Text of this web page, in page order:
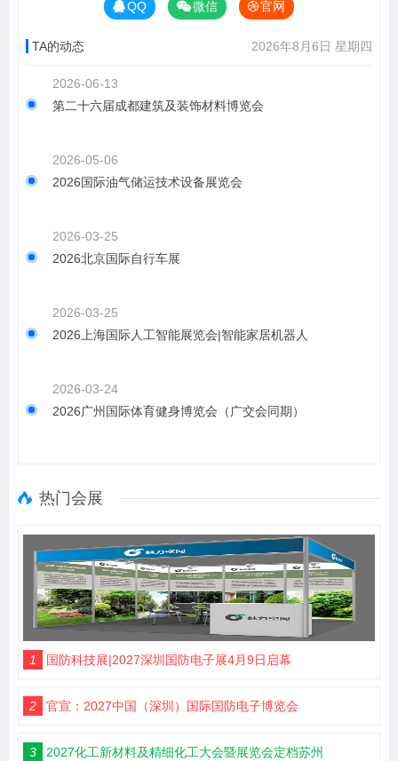
QQ 微信 官网
TA的动态 2026年8月6日 星期四
2026-06-13
第二十六届成都建筑及装饰材料博览会
2026-05-06
2026国际油气储运技术设备展览会
2026-03-25
2026北京国际自行车展
2026-03-25
2026上海国际人工智能展览会|智能家居机器人
2026-03-24
2026广州国际体育健身博览会（广交会同期）
热门会展
1 国防科技展|2027深圳国防电子展4月9日启幕
2 官宣：2027中国（深圳）国际国防电子博览会
3 2027化工新材料及精细化工大会暨展览会定档苏州